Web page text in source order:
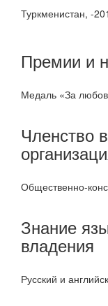
Туркменистан, -
Премии и
Медаль «За
Членство
Общественно-
Знание
владения
Русский и